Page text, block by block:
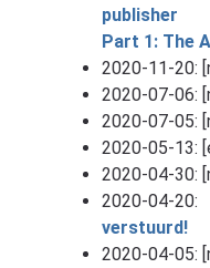
publisher
Part 1: The
2020-11-20:
2020-07-06:
2020-07-05:
2020-05-13:
2020-04-30:
2020-04-20:
verstuurd!
2020-04-05: